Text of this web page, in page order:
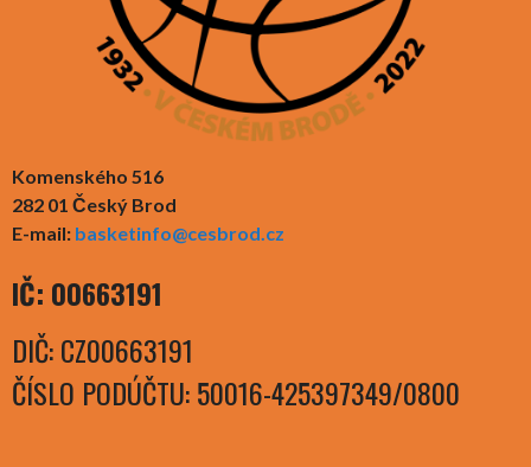
Komenského 516
282 01 Český Brod
E-mail: basketinfo@cesbrod.cz
IČ: 00663191
DIČ: CZ00663191
ČÍSLO PODÚČTU: 50016-425397349/0800